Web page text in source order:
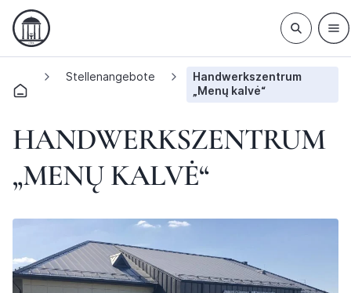
Stellenangebote
Handwerkszentrum
„Menų kalvė“
HANDWERKSZENTRUM
„MENŲ KALVĖ“